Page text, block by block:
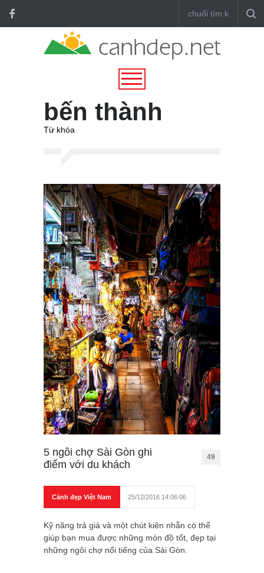
bến thành
Từ khóa
5 ngôi chợ Sài Gòn ghi
điểm với du khách
49
Cảnh đẹp Việt Nam 25/12/2016 14:06:06
Kỹ năng trả giá và một chút kiên nhẫn có thể
giúp bạn mua được những món đồ tốt, đẹp tại
những ngôi chợ nổi tiếng của Sài Gòn.